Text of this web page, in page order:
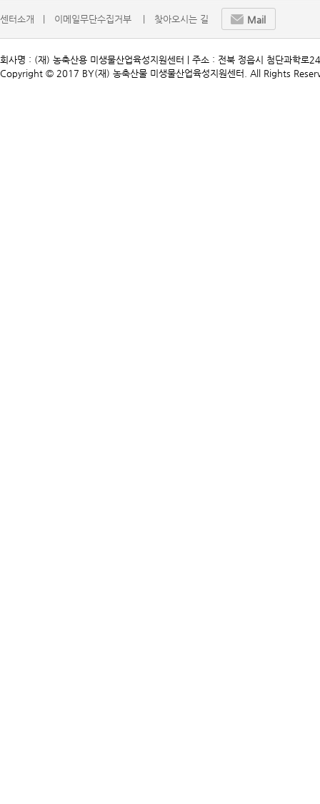
센터소개   | 이메일무단수집거부    | 찾아오시는 길 Mail
회사명 : (재) 농축산용 미생물산업육성지원센터 | 주소 : 전북 정읍시 첨단과
Copyright © 2017 BY(재) 농축산물 미생물산업육성지원센터. All Rights